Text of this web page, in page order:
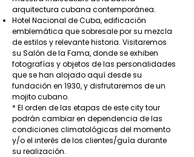
arquitectura cubana contemporánea.
Hotel Nacional de Cuba, edificación
emblemática que sobresale por su mezcla
de estilos y relevante historia. Visitaremos
su Salón de la Fama, donde se exhiben
fotografías y objetos de las personalidades
que se han alojado aquí desde su
fundación en 1930, y disfrutaremos de un
mojito cubano.
* El orden de las etapas de este city tour
podrán cambiar en dependencia de las
condiciones climatológicas del momento
y/o el interés de los clientes/guía durante
su realización.